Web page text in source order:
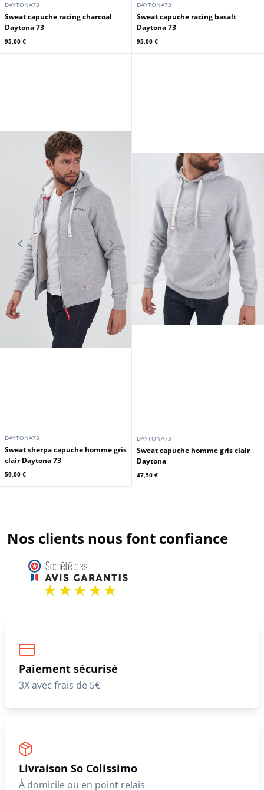
DAYTONA73
Sweat capuche racing charcoal
Daytona 73
95,00 €
DAYTONA73
Sweat capuche racing basalt
Daytona 73
95,00 €
DAYTONA73
Sweat sherpa capuche homme gris
clair Daytona 73
59,00 €
DAYTONA73
Sweat capuche homme gris clair
Daytona
47,50 €
Nos clients nous font confiance
Paiement sécurisé
3X avec frais de 5€
Livraison So Colissimo
À domicile ou en point relais